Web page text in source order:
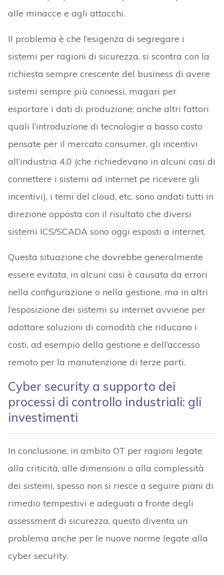
alle minacce e agli attacchi.
Il problema è che l’esigenza di segregare i
sistemi per ragioni di sicurezza, si scontra con la
richiesta sempre crescente del business di avere
sistemi sempre più connessi, magari per
esportare i dati di produzione; anche altri fattori
quali l’introduzione di tecnologie a basso costo
pensate per il mercato consumer, gli incentivi
all’industria 4.0 (che richiedevano in alcuni casi di
connettere i sistemi ad internet pe ricevere gli
incentivi), i temi del cloud, etc. sono andati tutti in
direzione opposta con il risultato che diversi
sistemi ICS/SCADA sono oggi esposti a internet.
Questa situazione che dovrebbe generalmente
essere evitata, in alcuni casi è causata da errori
nella configurazione o nella gestione, ma in altri
l’esposizione dei sistemi su internet avviene per
adottare soluzioni di comodità che riducano i
costi, ad esempio della gestione e dell’accesso
remoto per la manutenzione di terze parti.
Cyber security a supporto dei
processi di controllo industriali: gli
investimenti
In conclusione, in ambito OT per ragioni legate
alla criticità, alle dimensioni o alla complessità
dei sistemi, spesso non si riesce a seguire piani di
rimedio tempestivi e adeguati a fronte degli
assessment di sicurezza, questo diventa un
problema anche per le nuove norme legate alla
cyber security.